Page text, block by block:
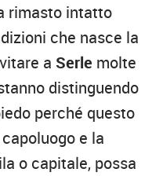
rimasto intatto
che nasce la
a Serle molte
distinguendo
perché questo
e la
o capitale, possa